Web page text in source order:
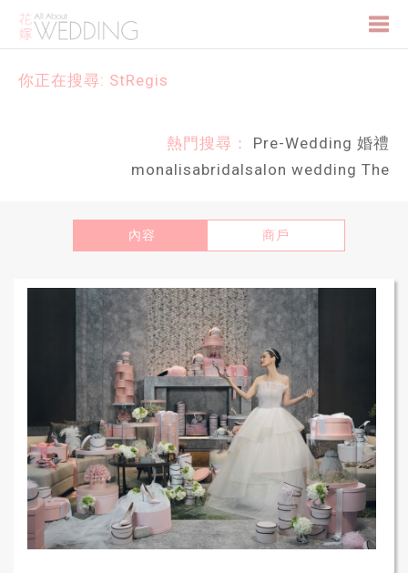
你正在搜尋: StRegis
熱門搜尋： Pre-Wedding 婚禮
monalisabridalsalon wedding The
內容 商戶